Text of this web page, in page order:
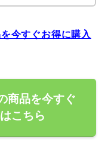
今すぐお得に購入
商品を今すぐ
こちら